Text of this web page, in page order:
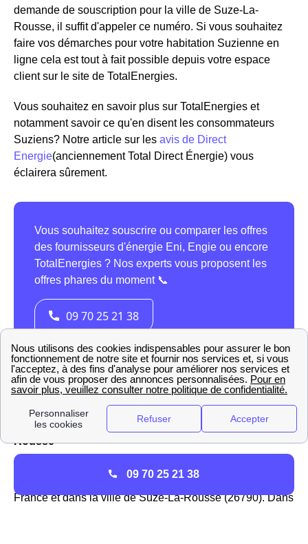
demande de souscription pour la ville de Suze-La-
Rousse, il suffit d'appeler ce numéro. Si vous souhaitez
faire vos démarches pour votre habitation Suzienne en
ligne cela est tout à fait possible depuis votre espace
client sur le site de TotalEnergies.
Vous souhaitez en savoir plus sur TotalEnergies et
notamment savoir ce qu'en disent les consommateurs
Suziens? Notre article sur les avis de Direct
Energie(anciennement Total Direct Énergie) vous
éclairera sûrement.
La présence d'Engie (ex GDF-Suez) à Suze-La-
Rousse
principaux de l'énergie, et surtout du gaz, dans toute la
France et dans la ville de Suze-La-Rousse (26790). Dans
09 70 25 21 38